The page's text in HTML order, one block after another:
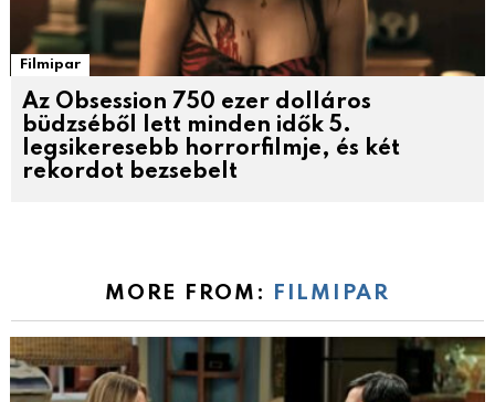
Filmipar
Az Obsession 750 ezer dolláros
büdzséből lett minden idők 5.
legsikeresebb horrorfilmje, és két
rekordot bezsebelt
MORE FROM: FILMIPAR